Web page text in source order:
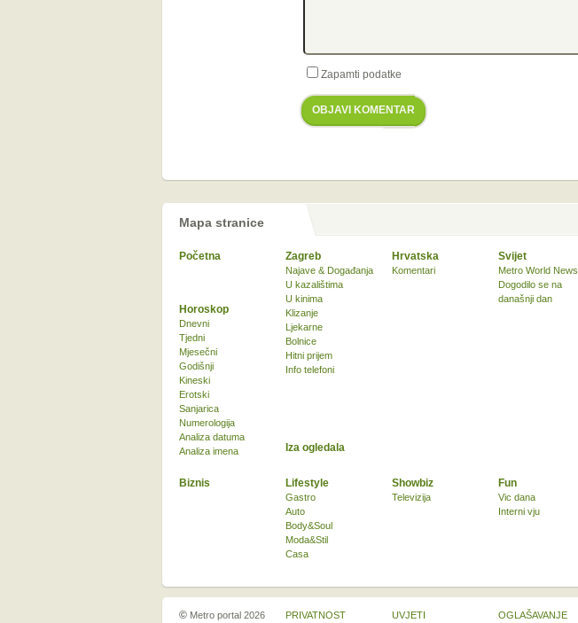
Zapamti podatke
OBJAVI KOMENTAR
Mapa stranice
Početna Zagreb
Najave & Događanja
U kazalištima
U kinima
Klizanje
Ljekarne
Bolnice
Hitni prijem
Info telefoni
Hrvatska
Komentari
Svijet
Metro World News
Dogodilo se na
današnji dan
Biznis Lifestyle
Gastro
Auto
Body&Soul
Moda&Stil
Casa
Showbiz
Televizija
Fun
Vic dana
Interni vju
Horoskop
Dnevni
Tjedni
Mjesečni
Godišnji
Kineski
Erotski
Sanjarica
Numerologija
Analiza datuma
Analiza imena
Iza ogledala
© Metro portal 2026 PRIVATNOST UVJETI OGLAŠAVANJE